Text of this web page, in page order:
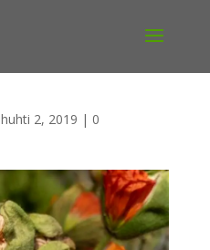
huhti 2, 2019 | 0